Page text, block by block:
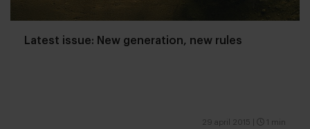
Latest issue: New generation, new rules
29 april 2015 1 min